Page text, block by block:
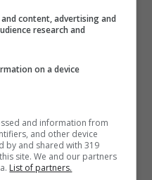
scaldalo. Sabbia,
terracotta
vaso in ceramica
ruggine
content, advertising and
research and
on a device
and information from
and other device
by and shared with 319
site. We and our partners
List of partners.